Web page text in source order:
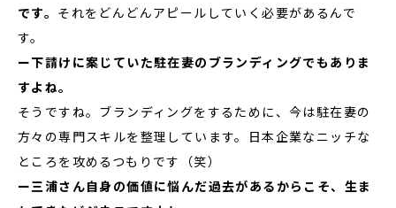
です。 それをどんどんアピールしていく必要があるんで
す。
ー下請けに案じていた駐在妻のブランディングでもありま
すよね。
そうですね。ブランディングをするために、今は駐在妻の
方々の専門スキルを整理しています。日本企業なニッチな
ところを攻めるつもりです（笑）
ー三浦さん自身の価値に悩んだ過去があるからこそ、生ま